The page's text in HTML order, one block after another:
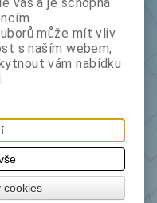
může mít vliv
s naším webem,
vám nabídku
cookies